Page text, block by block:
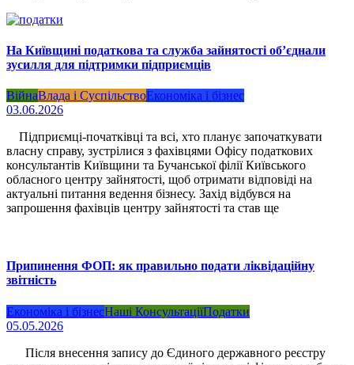
На Київщині податкова та служба зайнятості об’єднали
зусилля для підтримки підприємців
ВійнаВлада і СуспільствоЕкономіка і бізнес
03.06.2026
Підприємці-початківці та всі, хто планує започаткувати
власну справу, зустрілися з фахівцями Офісу податкових
консультантів Київщини та Бучанської філії Київського
обласного центру зайнятості, щоб отримати відповіді на
актуальні питання ведення бізнесу. Захід відбувся на
запрошення фахівців центру зайнятості та став ще
Припинення ФОП: як правильно подати ліквідаційну
звітність
Економіка і бізнесНаші КонсультаціїПодатки
05.05.2026
Після внесення запису до Єдиного державного реєстру